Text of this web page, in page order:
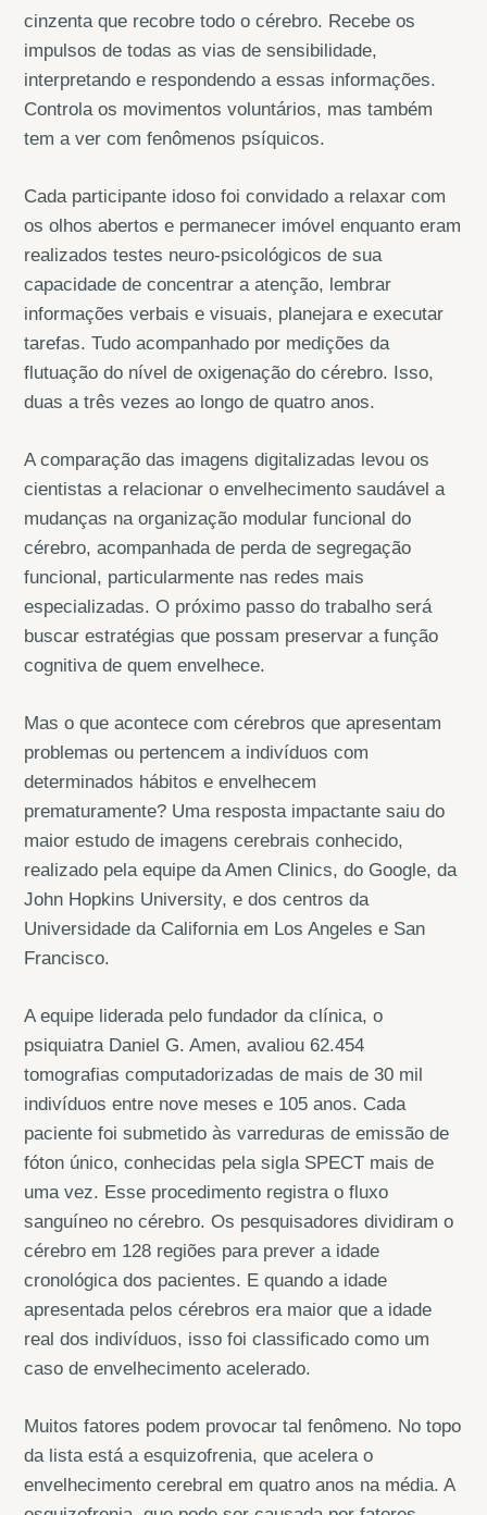
cinzenta que recobre todo o cérebro. Recebe os
impulsos de todas as vias de sensibilidade,
interpretando e respondendo a essas informações.
Controla os movimentos voluntários, mas também
tem a ver com fenômenos psíquicos.
Cada participante idoso foi convidado a relaxar com
os olhos abertos e permanecer imóvel enquanto eram
realizados testes neuro-psicológicos de sua
capacidade de concentrar a atenção, lembrar
informações verbais e visuais, planejara e executar
tarefas. Tudo acompanhado por medições da
flutuação do nível de oxigenação do cérebro. Isso,
duas a três vezes ao longo de quatro anos.
A comparação das imagens digitalizadas levou os
cientistas a relacionar o envelhecimento saudável a
mudanças na organização modular funcional do
cérebro, acompanhada de perda de segregação
funcional, particularmente nas redes mais
especializadas. O próximo passo do trabalho será
buscar estratégias que possam preservar a função
cognitiva de quem envelhece.
Mas o que acontece com cérebros que apresentam
problemas ou pertencem a indivíduos com
determinados hábitos e envelhecem
prematuramente? Uma resposta impactante saiu do
maior estudo de imagens cerebrais conhecido,
realizado pela equipe da Amen Clinics, do Google, da
John Hopkins University, e dos centros da
Universidade da California em Los Angeles e San
Francisco.
A equipe liderada pelo fundador da clínica, o
psiquiatra Daniel G. Amen, avaliou 62.454
tomografias computadorizadas de mais de 30 mil
indivíduos entre nove meses e 105 anos. Cada
paciente foi submetido às varreduras de emissão de
fóton único, conhecidas pela sigla SPECT mais de
uma vez. Esse procedimento registra o fluxo
sanguíneo no cérebro. Os pesquisadores dividiram o
cérebro em 128 regiões para prever a idade
cronológica dos pacientes. E quando a idade
apresentada pelos cérebros era maior que a idade
real dos indivíduos, isso foi classificado como um
caso de envelhecimento acelerado.
Muitos fatores podem provocar tal fenômeno. No topo
da lista está a esquizofrenia, que acelera o
envelhecimento cerebral em quatro anos na média. A